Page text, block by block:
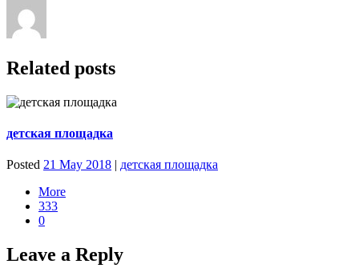
Related posts
детская площадка
Posted 21 May 2018 | детская площадка
More
333
0
Leave a Reply